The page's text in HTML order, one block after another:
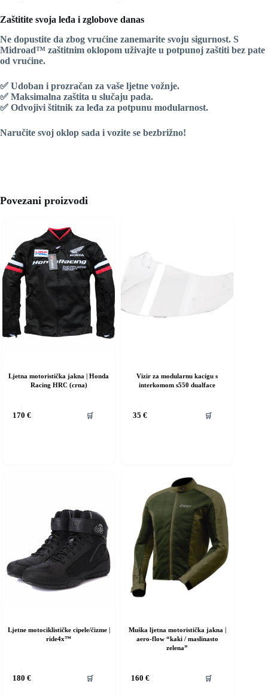
Zaštitite svoja leđa i zglobove danas
Ne dopustite da zbog vrućine zanemarite svoju sigurnost. S
Midroad™ zaštitnim oklopom uživajte u potpunoj zaštiti bez pate
od vrućine.
✅ Udoban i prozračan za vaše ljetne vožnje.
✅ Maksimalna zaštita u slučaju pada.
✅ Odvojivi štitnik za leđa za potpunu modularnost.
Naručite svoj oklop sada i vozite se bezbrižno!
Povezani proizvodi
Ljetna motoristička jakna | Honda
Racing HRC (crna)
170 € 🛒
Vizir za modularnu kacigu s
interkomom s550 dualface
35€ 🛒
Ljetne motociklističke cipele/čizme |
ride4x™
180 € 🛒
Muška ljetna motoristička jakna |
aero-flow “kaki / maslinasto
zelena”
160 € 🛒
proizvod